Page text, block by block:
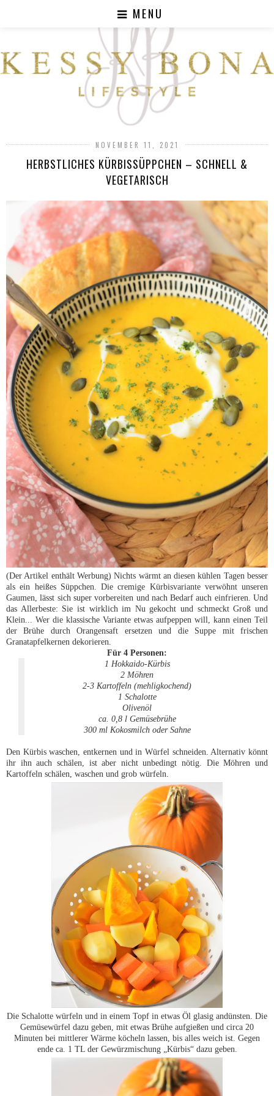
MENU
NOVEMBER 11, 2021
HERBSTLICHES KÜRBISSÜPPCHEN – SCHNELL &
VEGETARISCH
(Der Artikel enthält Werbung) Nichts wärmt an diesen kühlen Tagen besser
als ein heißes Süppchen. Die cremige Kürbisvariante verwöhnt unseren
Gaumen, lässt sich super vorbereiten und nach Bedarf auch einfrieren. Und
das Allerbeste: Sie ist wirklich im Nu gekocht und schmeckt Groß und
Klein... Wer die klassische Variante etwas aufpeppen will, kann einen Teil
der Brühe durch Orangensaft ersetzen und die Suppe mit frischen
Granatapfelkernen dekorieren.
Für 4 Personen:
1 Hokkaido-Kürbis
2 Möhren
2-3 Kartoffeln (mehligkochend)
1 Schalotte
Olivenöl
ca. 0,8 l Gemüsebrühe
300 ml Kokosmilch oder Sahne
Den Kürbis waschen, entkernen und in Würfel schneiden. Alternativ könnt
ihr ihn auch schälen, ist aber nicht unbedingt nötig. Die Möhren und
Kartoffeln schälen, waschen und grob würfeln.
Die Schalotte würfeln und in einem Topf in etwas Öl glasig andünsten. Die
Gemüsewürfel dazu geben, mit etwas Brühe aufgießen und circa 20
Minuten bei mittlerer Wärme köcheln lassen, bis alles weich ist. Gegen
ende ca. 1 TL der Gewürzmischung „Kürbis“ dazu geben.